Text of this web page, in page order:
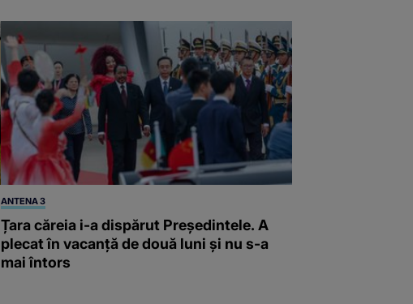
ANTENA 3
Țara căreia i-a dispărut Președintele. A
plecat în vacanță de două luni și nu s-a
mai întors